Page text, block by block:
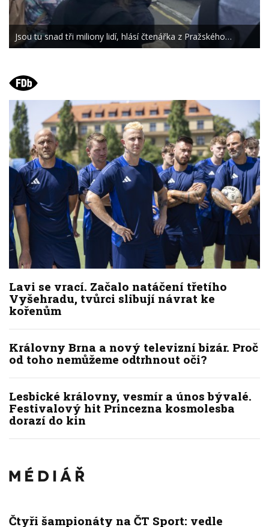
Jsou tu snad tři miliony lidí, hlásí čtenářka z Pražského…
Lavi se vrací. Začalo natáčení třetího
Vyšehradu, tvůrci slibují návrat ke
kořenům
Královny Brna a nový televizní bizár. Proč
od toho nemůžeme odtrhnout oči?
Lesbické královny, vesmír a únos bývalé.
Festivalový hit Princezna kosmolesba
dorazí do kin
Čtyři šampionáty na ČT Sport: vedle